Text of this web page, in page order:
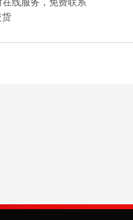
在线服务，免费联系
货